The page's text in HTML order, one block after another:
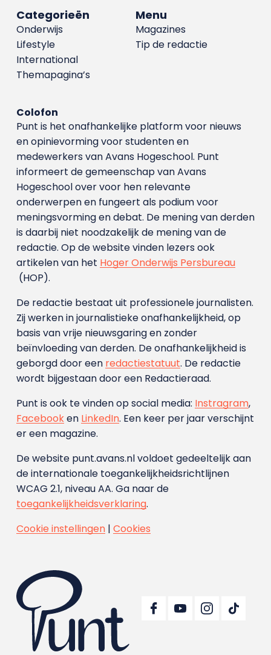
Menu
Magazines
Tip de redactie
Categorieën
Onderwijs
Lifestyle
International
Themapagina’s
Colofon
Punt is het onafhankelijke platform voor nieuws
en opinievorming voor studenten en
medewerkers van Avans Hoge­school. Punt
informeert de gemeenschap van Avans
Hogeschool over voor hen relevante
onderwerpen en fungeert als podium voor
meningsvorming en debat. De mening van derden
is daarbij niet noodzakelijk de mening van de
redactie. Op de website vinden lezers ook
artikelen van het Hoger Onderwijs Persbureau
(HOP).
De redactie bestaat uit professionele journalisten.
Zij werken in journalistieke onafhankelijkheid, op
basis van vrije nieuwsgaring en zonder
beïnvloeding van derden. De onafhankelijkheid is
geborgd door een redactiestatuut. De redactie
wordt bijgestaan door een Redactieraad.
Punt is ook te vinden op social media: Instragram,
Facebooken LinkedIn. Een keer per jaar verschijnt
er een magazine.
De website punt.avans.nl voldoet gedeeltelijk aan
de internationale toegankelijkheidsrichtlijnen
WCAG 2.1, niveau AA. Ga naar de
toegankelijkheidsverklaring.
Cookie instellingen| Cookies